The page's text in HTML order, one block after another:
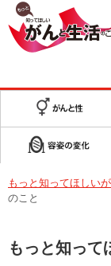
もっと知ってほしい
のこと
もっと知って